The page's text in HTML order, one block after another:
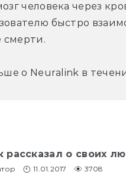
человека через
быстро
смерти.
о Neuralink в
рассказал о своих
11.01.2017 3708